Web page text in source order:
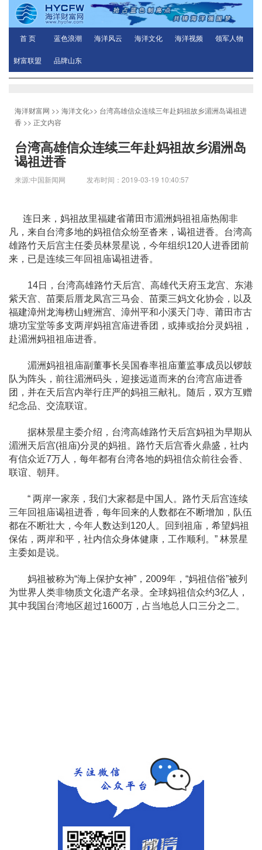
首 页 蓝色浪潮 海洋风云 海洋文化 海洋视频 领军人物
财富联盟 品牌山东
海洋财富网 >> 海洋文化>> 台湾高雄信众连续三年赴妈祖故乡湄洲岛谒祖进
香 >> 正文内容
台湾高雄信众连续三年赴妈祖故乡湄洲岛
谒祖进香
来源:中国新闻网 发布时间：2019-03-19 10:40:57
连日来，妈祖故里福建省莆田市湄洲妈祖祖庙热闹非
凡，来自台湾多地的妈祖信众纷至沓来，谒祖进香。台湾高
雄路竹天后宫主任委员林景星说，今年组织120人进香团前
来，已是连续三年回祖庙谒祖进香。
14日，台湾高雄路竹天后宫、高雄代天府玉龙宫、东港
紫天宫、苗栗后厝龙凤宫三马会、苗栗三妈文化协会，以及
福建漳州龙海榜山鲤洲宫、漳州平和小溪天门寺、莆田市古
塘功宝堂等多支两岸妈祖宫庙进香团，或捧或抬分灵妈祖，
赴湄洲妈祖祖庙进香。
湄洲妈祖祖庙副董事长吴国春率祖庙董监事成员以锣鼓
队为阵头，前往湄洲码头，迎接远道而来的台湾宫庙进香
团，并在天后宫内举行庄严的妈祖三献礼。随后，双方互赠
纪念品、交流联谊。
据林景星主委介绍，台湾高雄路竹天后宫妈祖为早期从
湄洲天后宫(祖庙)分灵的妈祖。路竹天后宫香火鼎盛，社内
有信众近7万人，每年都有台湾各地的妈祖信众前往会香、
联谊、朝拜。
“ 两岸一家亲，我们大家都是中国人。路竹天后宫连续
三年回祖庙谒祖进香，每年回来的人数都在不断增加，队伍
都在不断壮大，今年人数达到120人。回到祖庙，希望妈祖
保佑，两岸和平，社内信众身体健康，工作顺利。” 林景星
主委如是说。
妈祖被称为“海上保护女神”，2009年，“妈祖信俗”被列
为世界人类非物质文化遗产名录。全球妈祖信众约3亿人，
其中我国台湾地区超过1600万，占当地总人口三分之二。